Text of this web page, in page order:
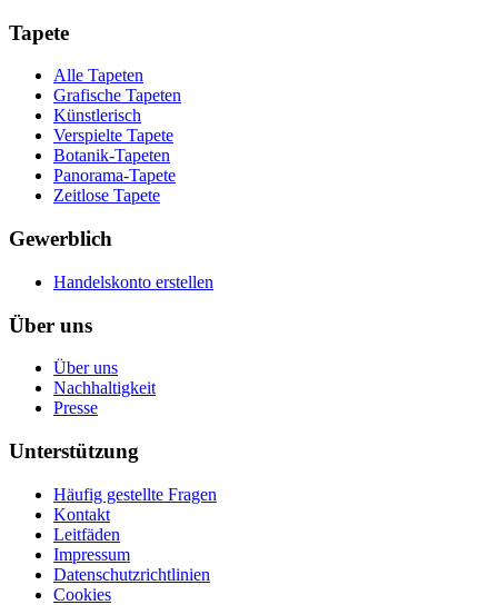
Tapete
Alle Tapeten
Grafische Tapeten
Künstlerisch
Verspielte Tapete
Botanik-Tapeten
Panorama-Tapete
Zeitlose Tapete
Gewerblich
Handelskonto erstellen
Über uns
Über uns
Nachhaltigkeit
Presse
Unterstützung
Häufig gestellte Fragen
Kontakt
Leitfäden
Impressum
Datenschutzrichtlinien
Cookies